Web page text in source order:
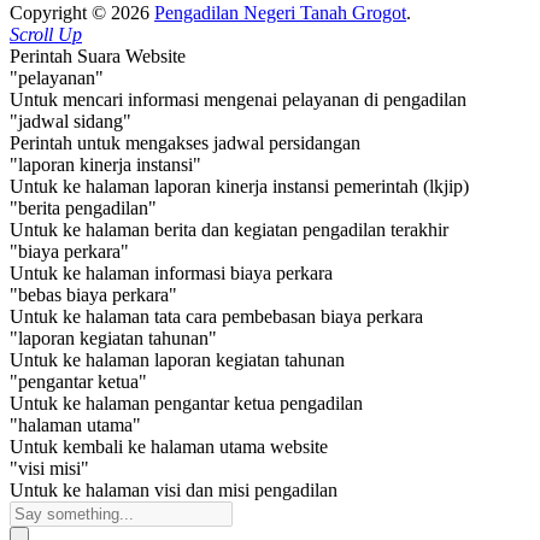
Copyright © 2026 Pengadilan Negeri Tanah Grogot.
Scroll Up
Perintah Suara Website
"pelayanan"
Untuk mencari informasi mengenai pelayanan di pengadilan
"jadwal sidang"
Perintah untuk mengakses jadwal persidangan
"laporan kinerja instansi"
Untuk ke halaman laporan kinerja instansi pemerintah (lkjip)
"berita pengadilan"
Untuk ke halaman berita dan kegiatan pengadilan terakhir
"biaya perkara"
Untuk ke halaman informasi biaya perkara
"bebas biaya perkara"
Untuk ke halaman tata cara pembebasan biaya perkara
"laporan kegiatan tahunan"
Untuk ke halaman laporan kegiatan tahunan
"pengantar ketua"
Untuk ke halaman pengantar ketua pengadilan
"halaman utama"
Untuk kembali ke halaman utama website
"visi misi"
Untuk ke halaman visi dan misi pengadilan